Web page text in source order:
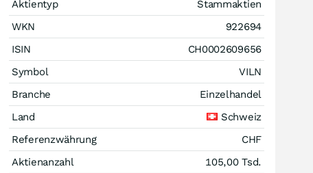
Aktientyp
Stammaktien
WKN
922694
ISIN
CH0002609656
Symbol
VILN
Branche
Einzelhandel
Land
Schweiz
Referenzwährung
CHF
Aktienanzahl
105,00 Tsd.